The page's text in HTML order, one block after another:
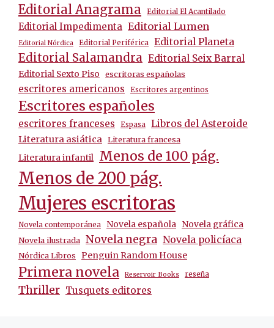
Editorial Anagrama Editorial El Acantilado
Editorial Impedimenta Editorial Lumen
Editorial Nórdica Editorial Periférica Editorial Planeta
Editorial Salamandra Editorial Seix Barral
Editorial Sexto Piso escritoras españolas
escritores americanos Escritores argentinos
Escritores españoles
escritores franceses Espasa Libros del Asteroide
Literatura asiática Literatura francesa
Literatura infantil Menos de 100 pág.
Menos de 200 pág.
Mujeres escritoras
Novela contemporánea Novela española Novela gráfica
Novela ilustrada Novela negra Novela policíaca
Nórdica Libros Penguin Random House
Primera novela Reservoir Books reseña
Thriller Tusquets editores